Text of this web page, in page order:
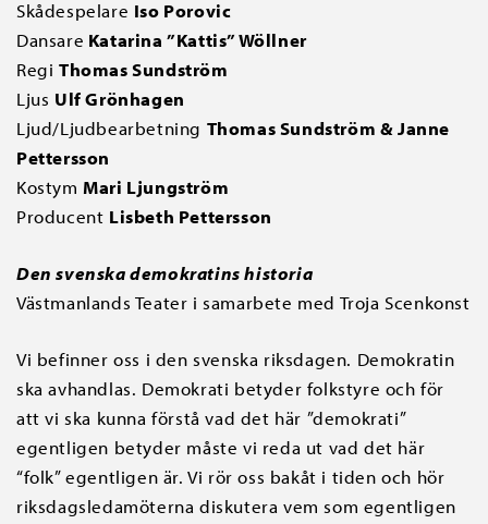
Skådespelare Iso Porovic
Dansare Katarina ”Kattis” Wöllner
Regi Thomas Sundström
Ljus Ulf Grönhagen
Ljud/Ljudbearbetning Thomas Sundström & Janne
Pettersson
KostymMari Ljungström
Producent Lisbeth Pettersson
Den svenska demokratins historia
Västmanlands Teater i samarbete med Troja Scenkonst
Vi befinner oss i den svenska riksdagen. Demokratin
ska avhandlas. Demokrati betyder folkstyre och för
att vi ska kunna förstå vad det här ”demokrati”
egentligen betyder måste vi reda ut vad det här
“folk” egentligen är. Vi rör oss bakåt i tiden och hör
riksdagsledamöterna diskutera vem som egentligen